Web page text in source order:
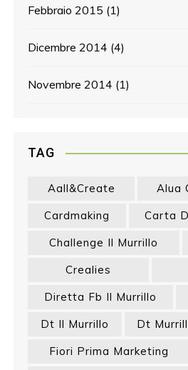
Febbraio 2015 (1)
Dicembre 2014 (4)
Novembre 2014 (1)
TAG
Aall&create Alua
Cardmaking
Carta
Challenge Il Murrillo
Crealies
Diretta Fb Il Murrillo
Dt Il Murrillo
Dt
Fiori Prima Marketing